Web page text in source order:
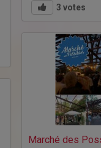
3 votes
Marché des